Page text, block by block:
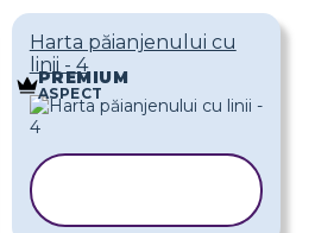
Harta păianjenului cu
linii - 4
PREMIUM
ASPECT